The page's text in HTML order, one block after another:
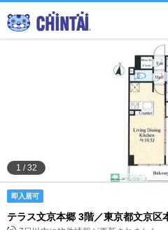
沿
住
家
通
不
1 /32
即入居可
テラス文京本郷 3階／東京都文京区